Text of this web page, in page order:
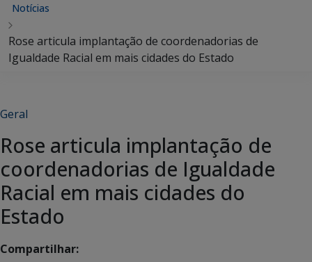
Notícias
Rose articula implantação de coordenadorias de
Igualdade Racial em mais cidades do Estado
Geral
Rose articula implantação de
coordenadorias de Igualdade
Racial em mais cidades do
Estado
Compartilhar: